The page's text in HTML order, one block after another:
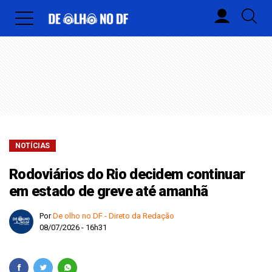
NOTÍCIAS
Rodoviários do Rio decidem continuar
em estado de greve até amanhã
PorDe olho no DF - Direto da Redação
08/07/2026 - 16h31